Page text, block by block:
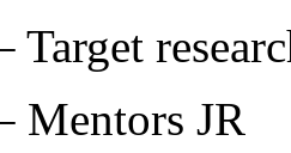
Target
Mentors JR